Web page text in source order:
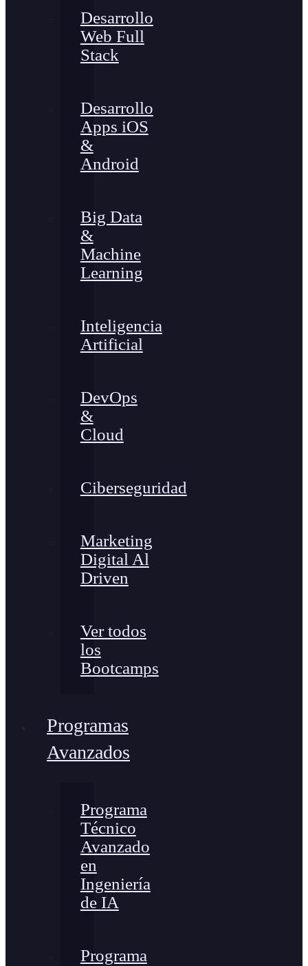
Desarrollo
Web Full
Stack
Desarrollo
Apps iOS
&
Android
Big Data
&
Machine
Learning
Inteligencia
Artificial
DevOps
&
Cloud
Ciberseguridad
Marketing
Digital Al
Driven
Ver todos
los
Bootcamps
Programas
Avanzados
Programa
Técnico
Avanzado
en
Ingeniería
de IA
Programa